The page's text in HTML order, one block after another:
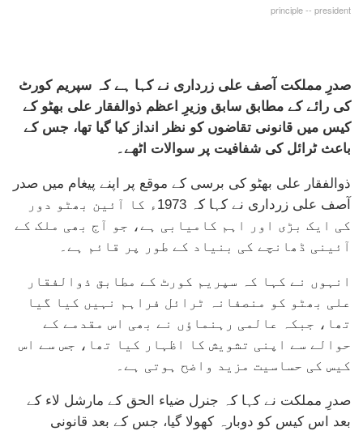
principle -- president
صدرِ مملکت آصف علی زرداری نے کہا ہے کہ سپریم کورٹ
کی رائے کے مطابق سابق وزیرِ اعظم ذوالفقار علی بھٹو کے
کیس میں قانونی تقاضوں کو نظر انداز کیا گیا تھا، جس کے
باعث ٹرائل کی شفافیت پر سوالات اٹھے۔
ذوالفقار علی بھٹو کی برسی کے موقع پر اپنے پیغام میں صدر
آصف علی زرداری نے کہا کہ 1973ء کا آئین بھٹو دور
کی ایک بڑی اور اہم کامیابی ہے، جو آج بھی ملک کے
آئینی ڈھانچے کی بنیاد کے طور پر قائم ہے۔
انہوں نے کہا کہ سپریم کورٹ کے مطابق ذوالفقار
علی بھٹو کو منصفانہ ٹرائل فراہم نہیں کیا گیا
تھا، جبکہ عالمی رہنماؤں نے بھی اس مقدمے کے
حوالے سے اپنی تشویش کا اظہار کیا تھا، جس سے اس
کیس کی حساسیت مزید واضح ہوتی ہے۔
صدرِ مملکت نے کہا کہ جنرل ضیاء الحق کے مارشل لاء کے
بعد اس کیس کو دوبارہ کھولا گیا، جس کے بعد قانونی